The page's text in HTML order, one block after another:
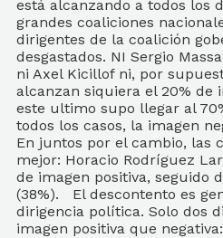
está alcanzando a todos los
grandes coaliciones
dirigentes de la coalición
desgastados. NI Sergio
ni Axel Kicillof ni, por
alcanzan siquiera el 20% de
este ultimo supo llegar al
todos los casos, la imagen
En juntos por el cambio, las
mejor: Horacio Rodríguez
de imagen positiva, seguido
(38%). El descontento es
dirigencia política. Solo dos
imagen positiva que